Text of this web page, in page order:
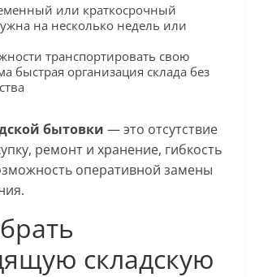
или краткосрочный
на несколько недель или
транспортировать свою
быстрая организация склада без
бытовки — это отсутствие
ремонт и хранение, гибкость
оперативной замены
складскую